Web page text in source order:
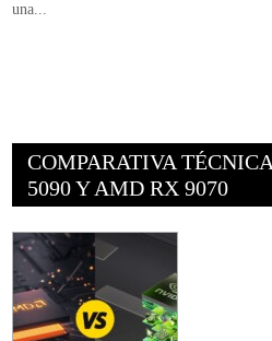
una...
COMPARATIVA
5090 Y AMD RX 9070